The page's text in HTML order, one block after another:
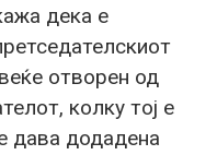
дека е
отворен од
колку тој е
дава додадена